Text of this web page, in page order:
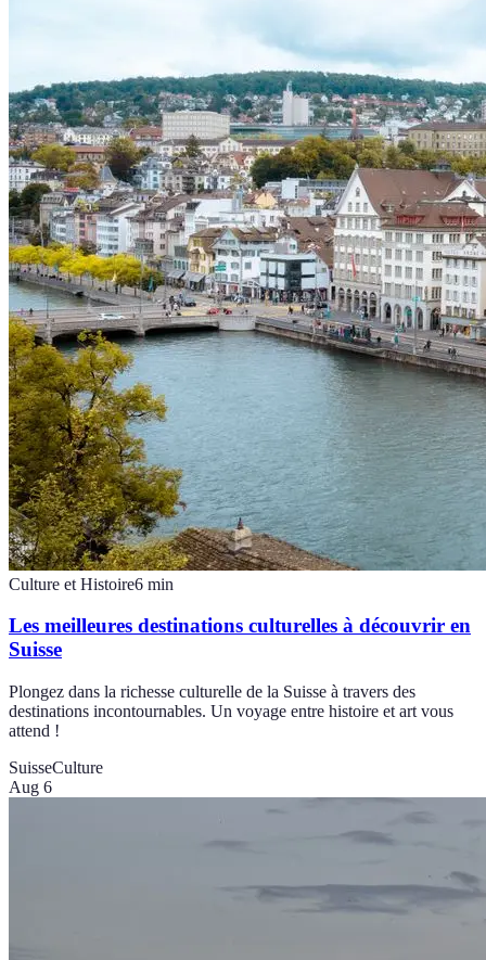
Culture et Histoire6 min
Les meilleures destinations culturelles à découvrir en
Suisse
Plongez dans la richesse culturelle de la Suisse à travers des
destinations incontournables. Un voyage entre histoire et art vous
attend !
SuisseCulture
Aug 6